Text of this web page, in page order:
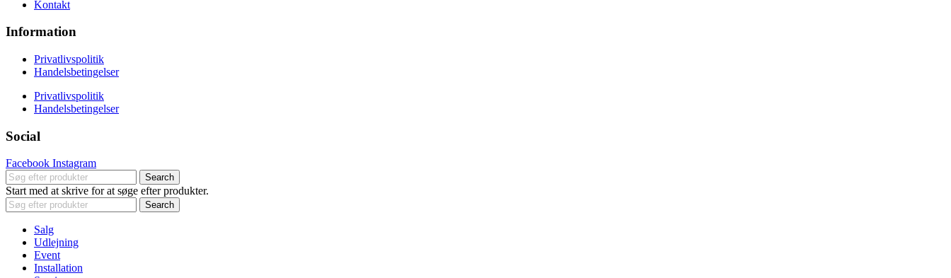
Kontakt
Information
Privatlivspolitik
Handelsbetingelser
Privatlivspolitik
Handelsbetingelser
Social
Facebook Instagram
Search
Start med at skrive for at søge efter produkter.
Search
Salg
Udlejning
Event
Installation